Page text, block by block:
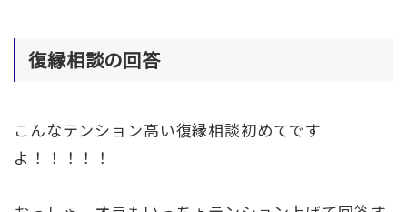
復縁相談の回答
こんなテンション高い復縁相談初めてです
よ！！！！！